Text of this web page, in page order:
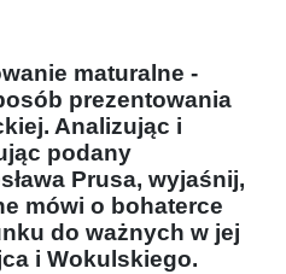
maturalne -
prezentowania
Analizując i
podany
Prusa, wyjaśnij,
mówi o bohaterce
do ważnych w jej
i Wokulskiego.